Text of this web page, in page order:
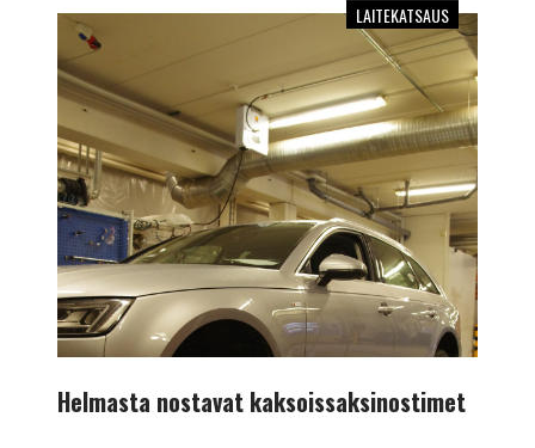
Helmasta
nostavat
kaksoissaksinostimet
LAITEKATSAUS
Helmasta nostavat kaksoissaksinostimet